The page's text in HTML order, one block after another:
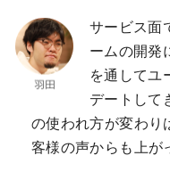
サービス面
ームの開発
を通してユ
デートして
の使われ方が変わり
客様の声からも上が